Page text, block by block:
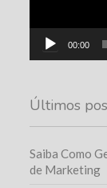
00:00
Últimos
Saiba Como
de Marketing